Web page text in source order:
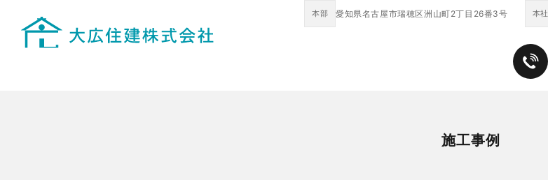
本部 愛知県名古屋市瑞穂区洲山町2丁目26番3号 本社
施工事例